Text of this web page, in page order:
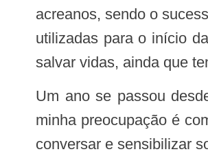
acreanos, sendo o
utilizadas para o início
salvar vidas, ainda que
Um ano se passou desde que se principiou mais uma batalha contra a covid-19, e o governador Gladson Cameli reforça: “A
minha preocupação é
conversar e sensibilizar